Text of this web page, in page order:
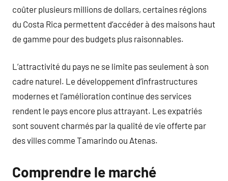
coûter plusieurs millions de dollars, certaines régions
du Costa Rica permettent d’accéder à des maisons haut
de gamme pour des budgets plus raisonnables.
L’attractivité du pays ne se limite pas seulement à son
cadre naturel. Le développement d’infrastructures
modernes et l’amélioration continue des services
rendent le pays encore plus attrayant. Les expatriés
sont souvent charmés par la qualité de vie offerte par
des villes comme Tamarindo ou Atenas.
Comprendre le marché